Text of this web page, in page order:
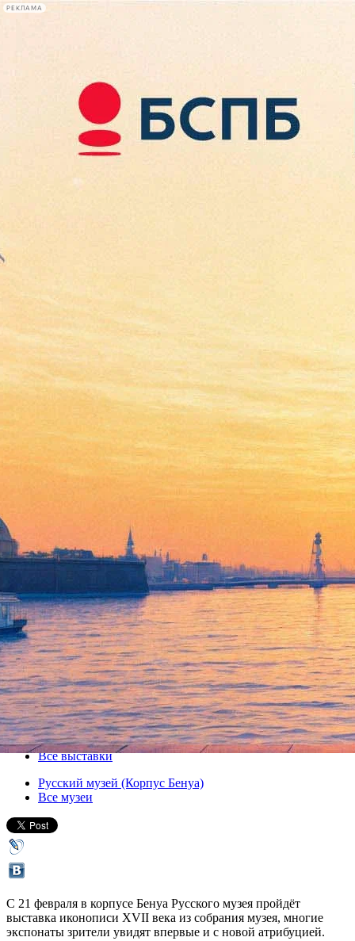
РЕКЛАМА
Сегодня:
2026.08.08
20:36
Афиша Plus
В Русском музее настанет
«Осень Средневековья»
21 февраля 2019, четверг-11 мая 2019, суббота
Версия для печати
Все выставки
Русский музей (Корпус Бенуа)
Все музеи
C 21 февраля в корпусе Бенуа Русского музея пройдёт
выставка иконописи XVII века из собрания музея, многие
экспонаты зрители увидят впервые и с новой атрибуцией.